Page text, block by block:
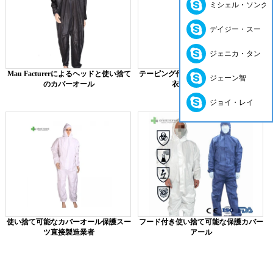
Mau Facturerによるヘッドと使い捨て
のカバーオール
テーピング付きの使い捨て微孔性保護
衣類カバーオール
使い捨て可能なカバーオール保護スー
ツ直接製造業者
フード付き使い捨て可能な保護カバー
アール
ミシェル・ソング
デイジー・スー
ジェニカ・タン
ジェーン智
ジョイ・レイ